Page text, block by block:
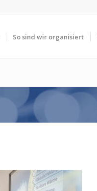
So sind wir organisiert